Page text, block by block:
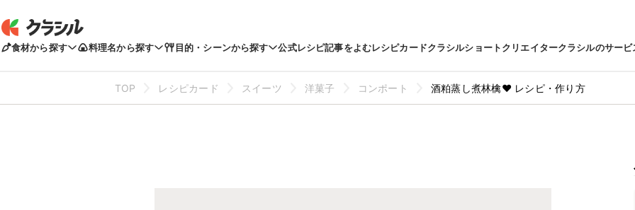
食材から探す 料理名から探す 目的・シーンから探す 公式レシピ記事をよむレシピカードクラシルショートクリエイタークラシルのサービ
TOP レシピカード スイーツ 洋菓子 コンポート 酒粕蒸し煮林檎❤ レシピ・作り方